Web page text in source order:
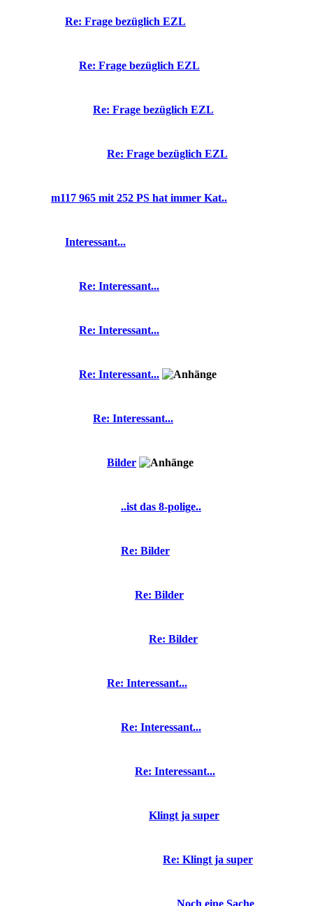
Re: Frage bezüglich EZL
Re: Frage bezüglich EZL
Re: Frage bezüglich EZL
Re: Frage bezüglich EZL
m117 965 mit 252 PS hat immer Kat..
Interessant...
Re: Interessant...
Re: Interessant...
Re: Interessant...
Re: Interessant...
Bilder
..ist das 8-polige..
Re: Bilder
Re: Bilder
Re: Bilder
Re: Interessant...
Re: Interessant...
Re: Interessant...
Klingt ja super
Re: Klingt ja super